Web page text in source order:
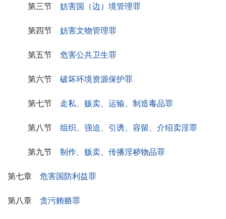
第三节 妨害国（边）境管理罪
第四节 妨害文物管理罪
第五节 危害公共卫生罪
第六节 破坏环境资源保护罪
第七节 走私、贩卖、运输、制造毒品罪
第八节 组织、强迫、引诱、容留、介绍卖淫罪
第九节 制作、贩卖、传播淫秽物品罪
第七章 危害国防利益罪
第八章 贪污贿赂罪